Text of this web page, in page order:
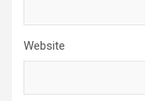
Website